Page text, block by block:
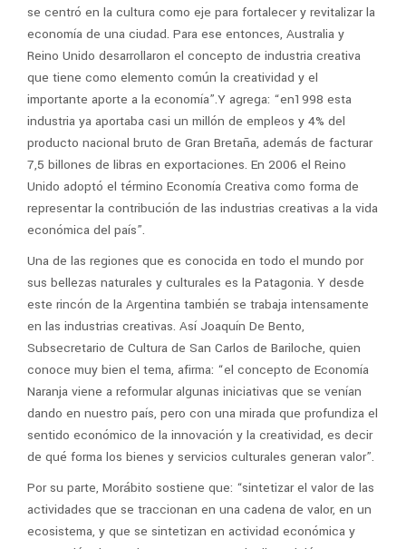
se centró en la cultura como eje para fortalecer y revitalizar la
economía de una ciudad. Para ese entonces, Australia y
Reino Unido desarrollaron el concepto de industria creativa
que tiene como elemento común la creatividad y el
importante aporte a la economía”.Y agrega: “en1998 esta
industria ya aportaba casi un millón de empleos y 4% del
producto nacional bruto de Gran Bretaña, además de facturar
7,5 billones de libras en exportaciones. En 2006 el Reino
Unido adoptó el término Economía Creativa como forma de
representar la contribución de las industrias creativas a la vida
económica del país”.
Una de las regiones que es conocida en todo el mundo por
sus bellezas naturales y culturales es la Patagonia. Y desde
este rincón de la Argentina también se trabaja intensamente
en las industrias creativas. Así Joaquín De Bento,
Subsecretario de Cultura de San Carlos de Bariloche, quien
conoce muy bien el tema, afirma: “el concepto de Economía
Naranja viene a reformular algunas iniciativas que se venían
dando en nuestro país, pero con una mirada que profundiza el
sentido económico de la innovación y la creatividad, es decir
de qué forma los bienes y servicios culturales generan valor”.
Por su parte, Morábito sostiene que: “sintetizar el valor de las
actividades que se traccionan en una cadena de valor, en un
ecosistema, y que se sintetizan en actividad económica y